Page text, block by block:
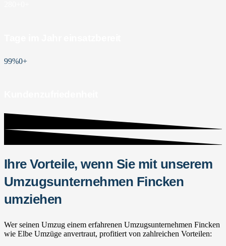
99%0+
Ihre Vorteile, wenn Sie mit unserem
Umzugsunternehmen Fincken
umziehen
Wer seinen Umzug einem erfahrenen Umzugsunternehmen Fincken
wie Elbe Umzüge anvertraut, profitiert von zahlreichen Vorteilen: